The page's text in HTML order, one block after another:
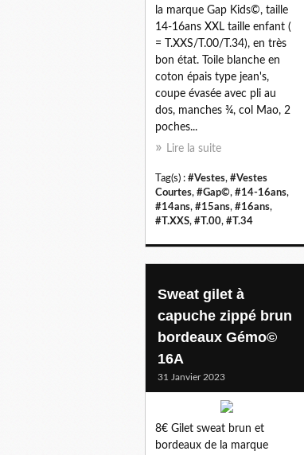
la marque Gap Kids©, taille
14-16ans XXL taille enfant (
= T.XXS/T.00/T.34), en très
bon état. Toile blanche en
coton épais type jean's,
coupe évasée avec pli au
dos, manches ¾, col Mao, 2
poches...
Lire la suite
Tag(s) : #Vestes, #Vestes
Courtes, #Gap©, #14-16ans,
#14ans, #15ans, #16ans,
#T.XXS, #T.00, #T.34
Sweat gilet à
capuche zippé brun
bordeaux Gémo©
16A
31 Janvier 2023
8€ Gilet sweat brun et
bordeaux de la marque